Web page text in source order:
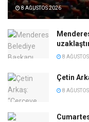
8 AĞUSTOS 2026
8
Çetin
8